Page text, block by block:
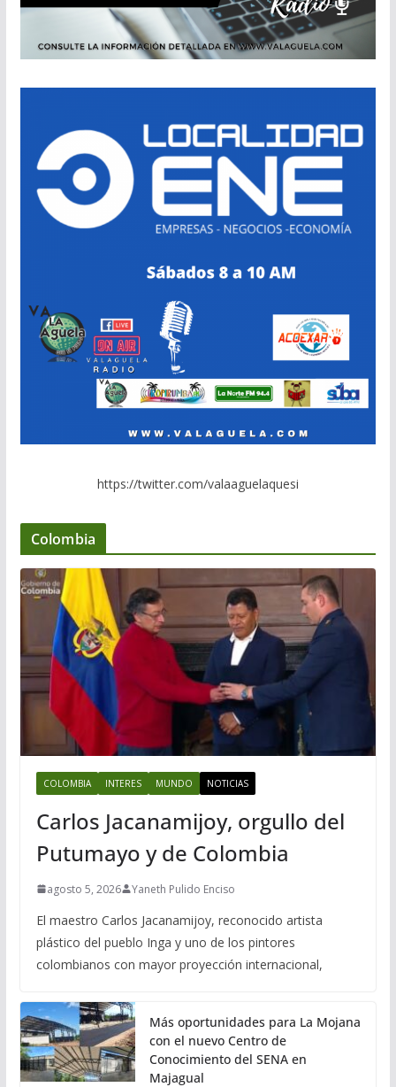
https://twitter.com/valaaguelaquesi
Colombia
COLOMBIA INTERES MUNDO NOTICIAS
Carlos Jacanamijoy, orgullo del
Putumayo y de Colombia
agosto 5, 2026 Yaneth Pulido Enciso
El maestro Carlos Jacanamijoy, reconocido artista
plástico del pueblo Inga y uno de los pintores
colombianos con mayor proyección internacional,
Más oportunidades para La Mojana
con el nuevo Centro de
Conocimiento del SENA en
Majagual